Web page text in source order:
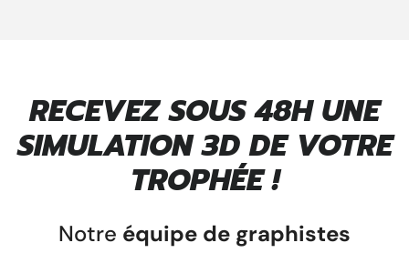
RECEVEZ SOUS 48H UNE
SIMULATION 3D DE VOTRE
TROPHÉE !
Notre équipe de graphistes